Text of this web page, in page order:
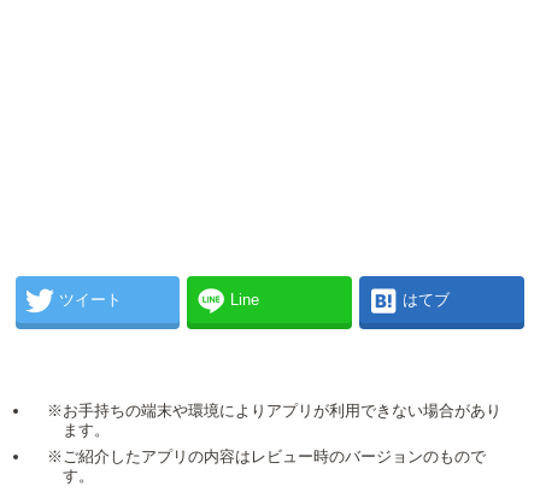
ツイート Line はてブ
※お手持ちの端末や環境によりアプリが利用できない場合があり
ます。
※ご紹介したアプリの内容はレビュー時のバージョンのもので
す。